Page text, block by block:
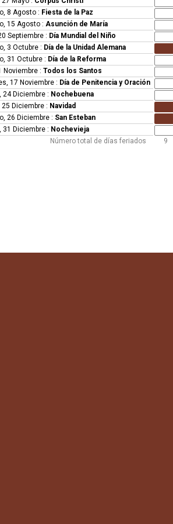
8 Agosto : Fiesta de la Paz
15 Agosto :Asunción de María
Septiembre : Día Mundial del Niño
3 Octubre : Día de la Unidad Alemana
31 Octubre : Día de la Reforma
Noviembre :Todos los Santos
17 Noviembre : Día de Penitencia y Oración
24 Diciembre : Nochebuena
25 Diciembre : Navidad
26 Diciembre : San Esteban
31 Diciembre : Nochevieja
Número total de días feriados
9